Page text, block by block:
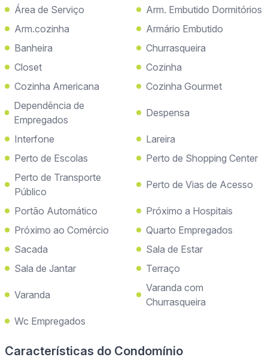
Área de Serviço
Arm. Embutido Dormitórios
Arm.cozinha
Armário Embutido
Banheira
Churrasqueira
Closet
Cozinha
Cozinha Americana
Cozinha Gourmet
Dependência de
Empregados
Despensa
Interfone
Lareira
Perto de Escolas
Perto de Shopping Center
Perto de Transporte
Público
Perto de Vias de Acesso
Portão Automático
Próximo a Hospitais
Próximo ao Comércio
Quarto Empregados
Sacada
Sala de Estar
Sala de Jantar
Terraço
Varanda
Varanda com
Churrasqueira
Wc Empregados
Características do Condomínio